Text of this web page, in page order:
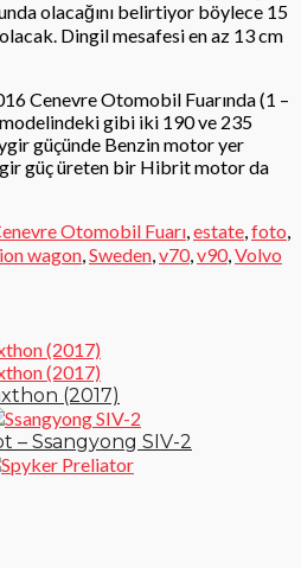
olacağını belirtiyor böylece 15
Dingil mesafesi en az 13 cm
Cenevre Otomobil Fuarında (1 –
gibi iki 190 ve 235
güçünde Benzin motor yer
güç üreten bir Hibrit motor da
Otomobil Fuarı estate foto
wagon Sweden v70, v90, Volvo
(2017)
– Ssangyong SIV-2